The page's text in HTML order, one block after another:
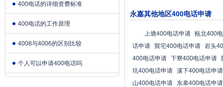
400电话的详细资费标准
400电话的工作原理
4008与4006的区别比较
个人可以申请400电话吗
永嘉其他地区400电话申请
上塘400电话申请
瓯北400
话申请 巽宅400电话申请 岩头
400电话申请 下寮400电话申请
坑400电话申请 溪下400电话申请
山400电话申请 东皋400电话申请